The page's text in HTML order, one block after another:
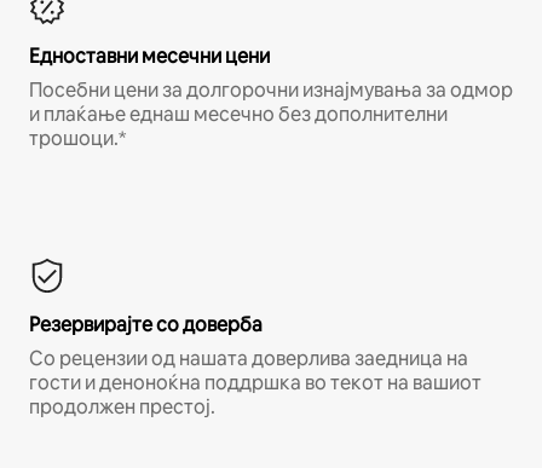
Едноставни месечни цени
Посебни цени за долгорочни изнајмувања за одмор
и плаќање еднаш месечно без дополнителни
трошоци.*
Резервирајте со доверба
Со рецензии од нашата доверлива заедница на
гости и деноноќна поддршка во текот на вашиот
продолжен престој.